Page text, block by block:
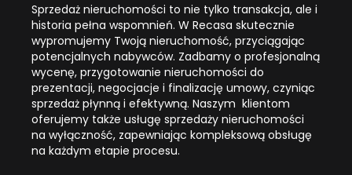
Sprzedaż nieruchomości to nie tylko transakcja, ale i
historia pełna wspomnień. W Recasa skutecznie
wypromujemy Twoją nieruchomość, przyciągając
potencjalnych nabywców. Zadbamy o profesjonalną
wycenę, przygotowanie nieruchomości do
prezentacji, negocjacje i finalizację umowy, czyniąc
sprzedaż płynną i efektywną. Naszym klientom
oferujemy także usługę sprzedaży nieruchomości
na wyłączność, zapewniając kompleksową obsługę
na każdym etapie procesu.